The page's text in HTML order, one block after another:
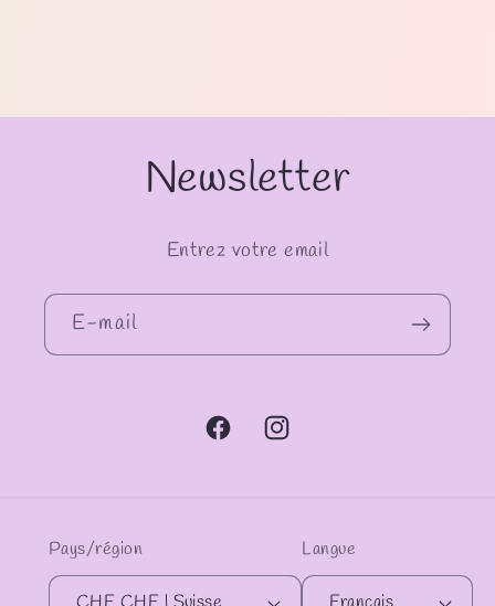
Newsletter
Entrez votre email
E-mail
FacebookInstagram
Pays/région Langue